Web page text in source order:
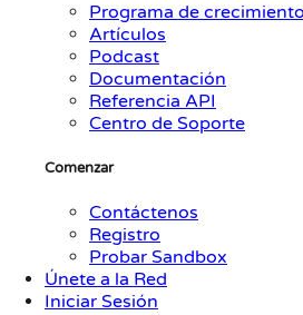
Programa de crecimiento
Artículos
Podcast
Documentación
Referencia API
Centro de Soporte
Comenzar
Contáctenos
Registro
Probar Sandbox
Únete a la Red
Iniciar Sesión